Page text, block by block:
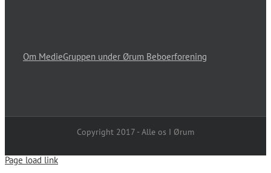
Om MedieGruppen under Ørum Beboerforening
Copyright 2017 - Alle os I Ørum
Page load link